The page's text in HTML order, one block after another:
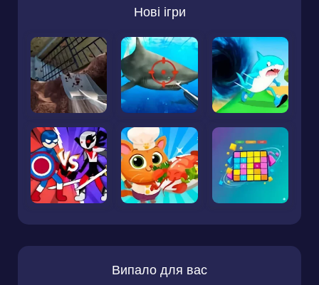
Нові ігри
Випало для вас